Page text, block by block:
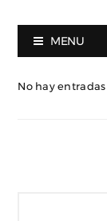
MENU
No hay